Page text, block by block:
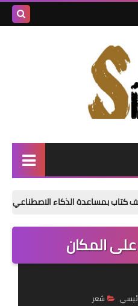
نصوص
قصة قصيرة
قصة قصيرة جداً
الاصطناعي أمراً خاطئاً؟
المكان
شعر